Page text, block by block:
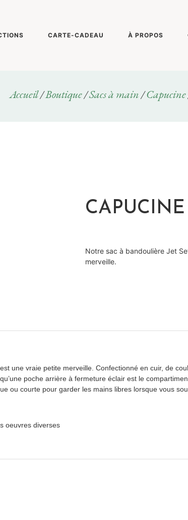
CARTE-CADEAU À PROPOS
Accueil/Boutique/Sacs à main/Capucine
CAPUCINE
Notre sac à bandoulière Jet
merveille.
une vraie petite merveille. Confectionné en cuir, de
poche arrière à fermeture éclair est le
ou courte pour garder les mains libres lorsque vous
oeuvres diverses